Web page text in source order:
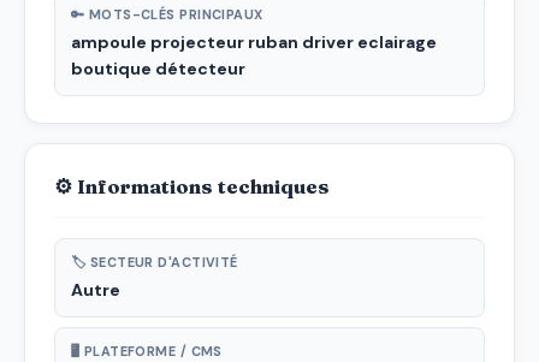
🔑 MOTS-CLÉS PRINCIPAUX
ampoule projecteur ruban driver eclairage
boutique détecteur
⚙ Informations techniques
🏷 SECTEUR D'ACTIVITÉ
Autre
🖥 PLATEFORME / CMS